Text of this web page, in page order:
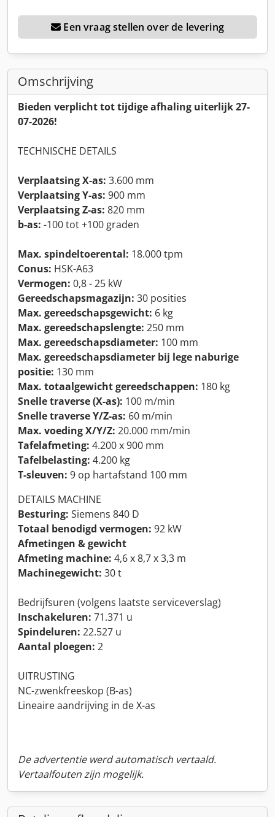
Een vraag stellen over de levering
Omschrijving
Bieden verplicht tot tijdige afhaling uiterlijk 27-
07-2026!
TECHNISCHE DETAILS
Verplaatsing X-as: 3.600 mm
Verplaatsing Y-as: 900 mm
Verplaatsing Z-as: 820 mm
b-as: -100 tot +100 graden
Max. spindeltoerental: 18.000 tpm
Conus: HSK-A63
Vermogen: 0,8 - 25 kW
Gereedschapsmagazijn: 30 posities
Max. gereedschapsgewicht: 6 kg
Max. gereedschapslengte: 250 mm
Max. gereedschapsdiameter: 100 mm
Max. gereedschapsdiameter bij lege naburige
positie: 130 mm
Max. totaalgewicht gereedschappen: 180 kg
Snelle traverse (X-as): 100 m/min
Snelle traverse Y/Z-as: 60 m/min
Max. voeding X/Y/Z: 20.000 mm/min
Tafelafmeting: 4.200 x 900 mm
Tafelbelasting: 4.200 kg
T-sleuven: 9 op hartafstand 100 mm
DETAILS MACHINE
Besturing: Siemens 840 D
Totaal benodigd vermogen: 92 kW
Afmetingen & gewicht
Afmeting machine: 4,6 x 8,7 x 3,3 m
Machinegewicht: 30 t
Bedrijfsuren (volgens laatste serviceverslag)
Inschakeluren: 71.371 u
Spindeluren: 22.527 u
Aantal ploegen: 2
UITRUSTING
NC-zwenkfreeskop (B-as)
Lineaire aandrijving in de X-as
De advertentie werd automatisch vertaald.
Vertaalfouten zijn mogelijk.